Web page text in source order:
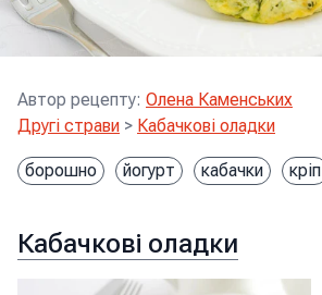
Автор рецепту: Олена Каменських
Другі страви > Кабачкові оладки
борошно йогурт кабачки кріп
Кабачкові оладки